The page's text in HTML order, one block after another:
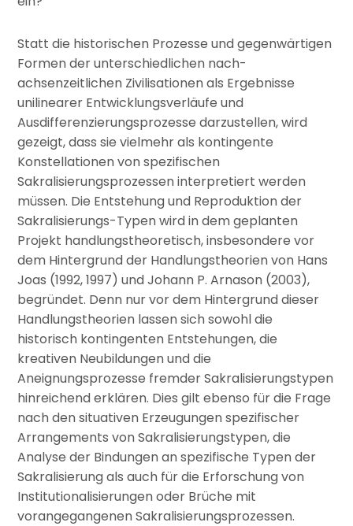
Statt die historischen Prozesse und gegenwärtigen
Formen der unterschiedlichen nach-
achsenzeitlichen Zivilisationen als Ergebnisse
unilinearer Entwicklungsverläufe und
Ausdifferenzierungsprozesse darzustellen, wird
gezeigt, dass sie vielmehr als kontingente
Konstellationen von spezifischen
Sakralisierungsprozessen interpretiert werden
müssen. Die Entstehung und Reproduktion der
Sakralisierungs-Typen wird in dem geplanten
Projekt handlungstheoretisch, insbesondere vor
dem Hintergrund der Handlungstheorien von Hans
Joas (1992, 1997) und Johann P. Arnason (2003),
begründet. Denn nur vor dem Hintergrund dieser
Handlungstheorien lassen sich sowohl die
historisch kontingenten Entstehungen, die
kreativen Neubildungen und die
Aneignungsprozesse fremder Sakralisierungstypen
hinreichend erklären. Dies gilt ebenso für die Frage
nach den situativen Erzeugungen spezifischer
Arrangements von Sakralisierungstypen, die
Analyse der Bindungen an spezifische Typen der
Sakralisierung als auch für die Erforschung von
Institutionalisierungen oder Brüche mit
vorangegangenen Sakralisierungsprozessen.